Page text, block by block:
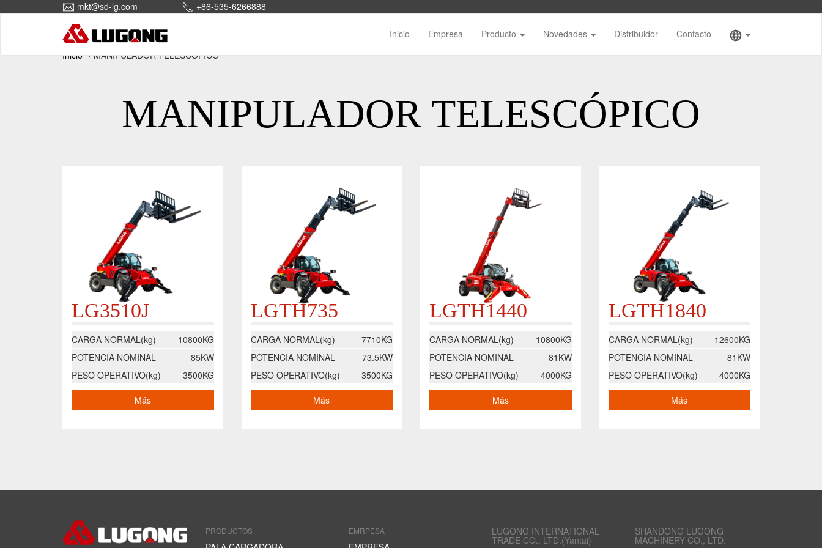
mkt@sd-lg.com +86-535-6266888
Inicio Empresa Producto Novedades Distribuidor
Contacto
Inicio
MANIPULADOR TELESCÓPICO
MANIPULADOR TELESCÓPICO
LG3510J
CARGA NORMAL(kg)
10800KG
POTENCIA NOMINAL
85KW
PESO OPERATIVO(kg)
3500KG
Más
LGTH735
CARGA NORMAL(kg)
7710KG
POTENCIA NOMINAL
73.5KW
PESO OPERATIVO(kg)
3500KG
Más
LGTH1440
CARGA NORMAL(kg)
10800KG
POTENCIA NOMINAL
81KW
PESO OPERATIVO(kg)
4000KG
Más
LGTH1840
CARGA NORMAL(kg)
12600KG
POTENCIA NOMINAL
81KW
PESO OPERATIVO(kg)
4000KG
Más
PRODUCTOS EMRPESA LUGONG INTERNATIONAL
TRADE CO., LTD.(Yantai)
SHANDONG LUGONG
MACHINERY CO., LTD.